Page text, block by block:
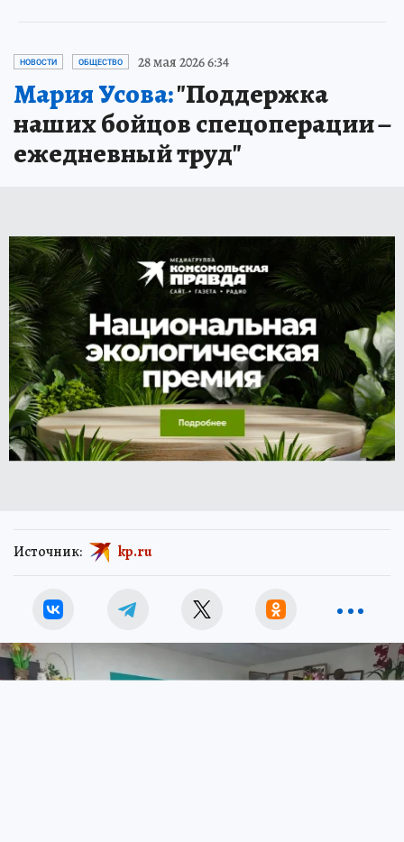
НОВОСТИ ОБЩЕСТВО 28 мая 2026 6:34
Мария Усова:"Поддержка
наших бойцов спецоперации –
ежедневный труд"
Источник: kp.ru